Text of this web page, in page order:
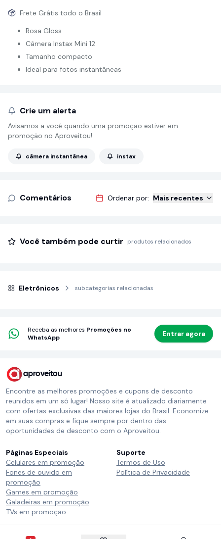
Frete Grátis todo o Brasil
Rosa Gloss
Câmera Instax Mini 12
Tamanho compacto
Ideal para fotos instantâneas
Crie um alerta
Avisamos a você quando uma promoção estiver em
promoção no Aproveitou!
câmera instantânea instax
Comentários Ordenar por: Mais recentes
Você também pode curtir produtos relacionados
Eletrônicos subcategorias relacionadas
Receba as melhores Promoções no
WhatsApp
Entrar agora
aproveitou
Encontre as melhores promoções e cupons de desconto
reunidos em um só lugar! Nosso site é atualizado diariamente
com ofertas exclusivas das maiores lojas do Brasil. Economize
em suas compras e fique sempre por dentro das
oportunidades de desconto com o Aproveitou.
Páginas Especiais
Celulares em promoção
Fones de ouvido em
promoção
Games em promoção
Galadeiras em promoção
TVs em promoção
Suporte
Termos de Uso
Política de Privacidade